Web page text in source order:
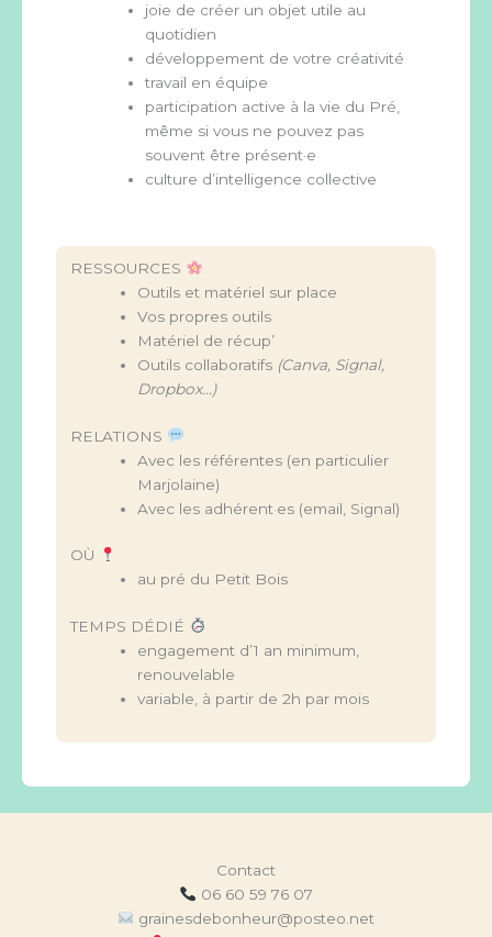
joie de créer un objet utile au
quotidien
développement de votre créativité
travail en équipe
participation active à la vie du Pré,
même si vous ne pouvez pas
souvent être présent·e
culture d’intelligence collective
RESSOURCES
Outils et matériel sur place
Vos propres outils
Matériel de récup’
Outils collaboratifs (Canva, Signal,
Dropbox…)
RELATIONS
Avec les référentes (en particulier
Marjolaine)
Avec les adhérent·es (email, Signal)
OÙ
au pré du Petit Bois
TEMPS DÉDIÉ
engagement d’1 an minimum,
renouvelable
variable, à partir de 2h par mois
Contact
06 60 59 76 07
grainesdebonheur@posteo.net